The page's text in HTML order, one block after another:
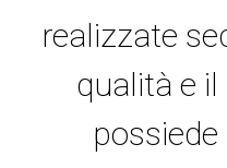
realizzate
qualità e